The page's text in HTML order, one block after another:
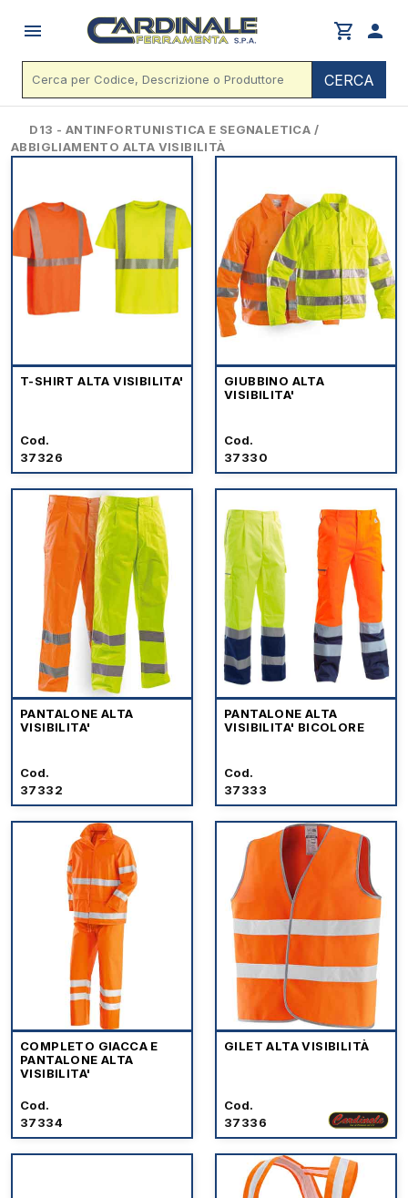
menu shopping_cart person
CERCA
D13 - ANTINFORTUNISTICA E SEGNALETICA /
ABBIGLIAMENTO ALTA VISIBILITÀ
T-SHIRT ALTA VISIBILITA'
Cod.
37326
GIUBBINO ALTA
VISIBILITA'
Cod.
37330
PANTALONE ALTA
VISIBILITA'
Cod.
37332
PANTALONE ALTA
VISIBILITA' BICOLORE
Cod.
37333
COMPLETO GIACCA E
PANTALONE ALTA
VISIBILITA'
Cod.
37334
GILET ALTA VISIBILITÀ
Cod.
37336